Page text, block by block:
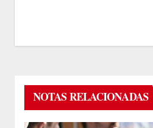
NOTAS RELACIONADAS